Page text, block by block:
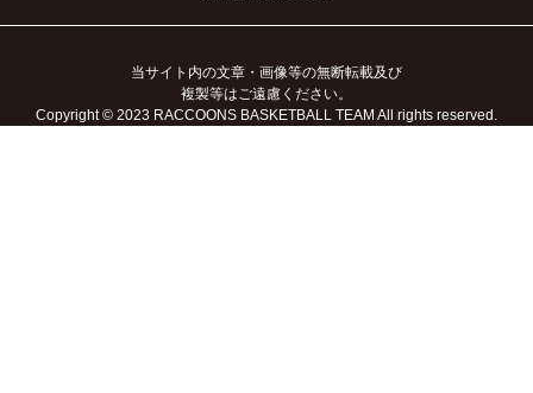
当サイト内の文章・画像等の無断転載及び
複製等はご遠慮ください。
Copyright© 2023 RACCOONS BASKETBALL TEAM All rights reserved.